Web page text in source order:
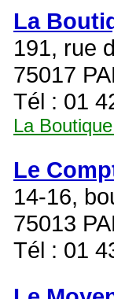
La
191, rue
75017
Tél : 01
La
Le
14-16,
75013
Tél : 01